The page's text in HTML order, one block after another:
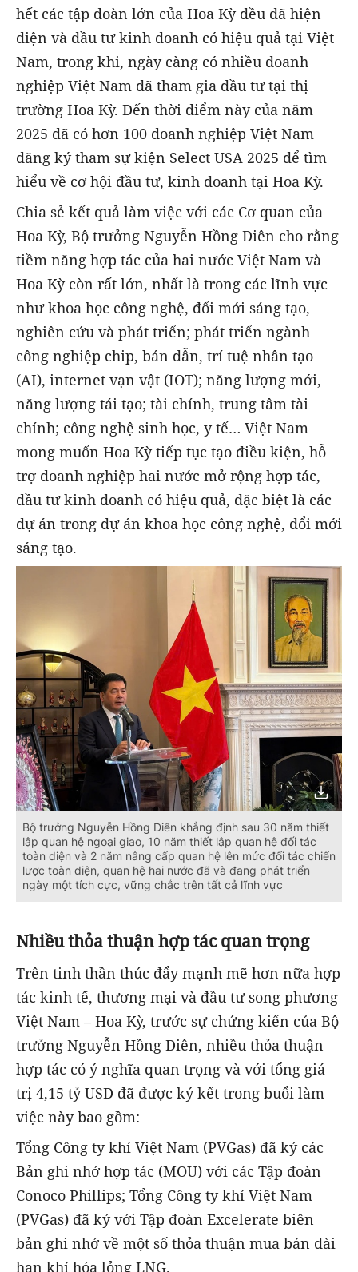
hết các tập đoàn lớn của Hoa Kỳ đều đã hiện
diện và đầu tư kinh doanh có hiệu quả tại Việt
Nam, trong khi, ngày càng có nhiều doanh
nghiệp Việt Nam đã tham gia đầu tư tại thị
trường Hoa Kỳ. Đến thời điểm này của năm
2025 đã có hơn 100 doanh nghiệp Việt Nam
đăng ký tham sự kiện Select USA 2025 để tìm
hiểu về cơ hội đầu tư, kinh doanh tại Hoa Kỳ.
Chia sẻ kết quả làm việc với các Cơ quan của
Hoa Kỳ, Bộ trưởng Nguyễn Hồng Diên cho rằng
tiềm năng hợp tác của hai nước Việt Nam và
Hoa Kỳ còn rất lớn, nhất là trong các lĩnh vực
như khoa học công nghệ, đổi mới sáng tạo,
nghiên cứu và phát triển; phát triển ngành
công nghiệp chip, bán dẫn, trí tuệ nhân tạo
(AI), internet vạn vật (IOT); năng lượng mới,
năng lượng tái tạo; tài chính, trung tâm tài
chính; công nghệ sinh học, y tế… Việt Nam
mong muốn Hoa Kỳ tiếp tục tạo điều kiện, hỗ
trợ doanh nghiệp hai nước mở rộng hợp tác,
đầu tư kinh doanh có hiệu quả, đặc biệt là các
dự án trong dự án khoa học công nghệ, đổi mới
sáng tạo.
Bộ trưởng Nguyễn Hồng Diên khẳng định sau 30 năm thiết
lập quan hệ ngoại giao, 10 năm thiết lập quan hệ đối tác
toàn diện và 2 năm nâng cấp quan hệ lên mức đối tác chiến
lược toàn diện, quan hệ hai nước đã và đang phát triển
ngày một tích cực, vững chắc trên tất cả lĩnh vực
Nhiều thỏa thuận hợp tác quan trọng
Trên tinh thần thúc đẩy mạnh mẽ hơn nữa hợp
tác kinh tế, thương mại và đầu tư song phương
Việt Nam – Hoa Kỳ, trước sự chứng kiến của Bộ
trưởng Nguyễn Hồng Diên, nhiều thỏa thuận
hợp tác có ý nghĩa quan trọng và với tổng giá
trị 4,15 tỷ USD đã được ký kết trong buổi làm
việc này bao gồm:
Tổng Công ty khí Việt Nam (PVGas) đã ký các
Bản ghi nhớ hợp tác (MOU) với các Tập đoàn
Conoco Phillips; Tổng Công ty khí Việt Nam
(PVGas) đã ký với Tập đoàn Excelerate biên
bản ghi nhớ về một số thỏa thuận mua bán dài
hạn khí hóa lỏng LNG.